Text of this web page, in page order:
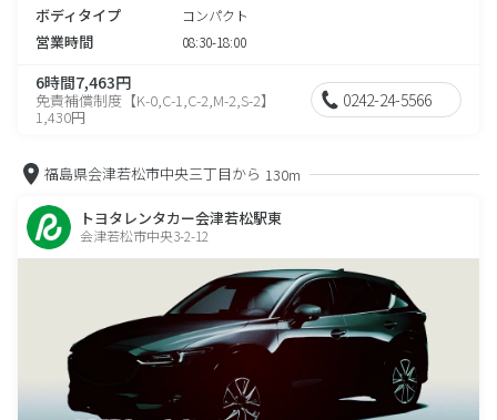
ボディタイプ コンパクト
営業時間 08:30-18:00
6時間7,463円
免責補償制度【K-0,C-1,C-2,M-2,S-2】
1,430円
0242-24-5566
福島県会津若松市中央三丁目から 130m
トヨタレンタカー会津若松駅東
会津若松市中央3-2-12